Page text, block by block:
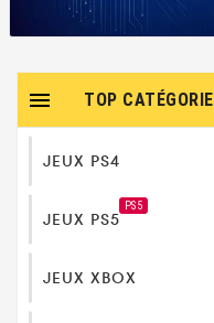
TOP CATÉGORIE

JEUX PS4
JEUX PS5
PS5
JEUX XBOX